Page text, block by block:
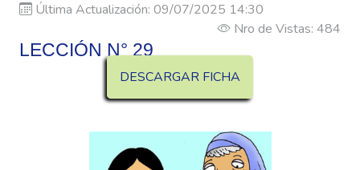
Última Actualización: 09/07/2025 14:30
Nro de Vistas: 484
LECCIÓN N° 29
DESCARGAR FICHA